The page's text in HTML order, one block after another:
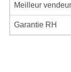
Meilleur vendeur
Garantie RH